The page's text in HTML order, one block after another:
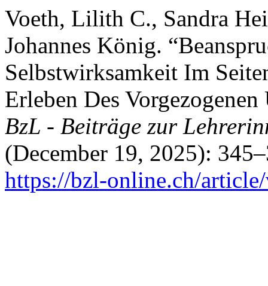
Voeth, Lilith C., Sandra
Johannes König.
Selbstwirksamkeit Im
Erleben Des
BzL - Beiträge zur
(December 19, 2025):
https://bzl-online.ch/